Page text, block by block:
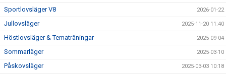
Sportlovsläger V8 2026-01-22
Jullovsläger 2025-11-20 11:40
Höstlovsläger & Tematräningar 2025-09-04
Sommarläger 2025-03-10
Påskovsläger 2025-03-03 10:18